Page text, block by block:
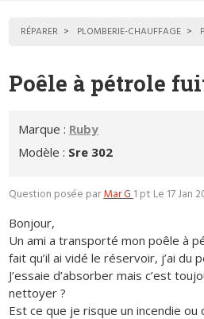
RÉPARER PLOMBERIE-CHAUFFAGE
Poêle à pétrole
Marque : Ruby
Modèle : Sre 302
Question posée parMar G1 pt Le 17 Jan
Bonjour,
Un ami a transporté mon poêle à
fait qu’il ai vidé le réservoir, j’ai du
J’essaie d’absorber mais c’est
nettoyer ?
Est ce que je risque un incendie ou